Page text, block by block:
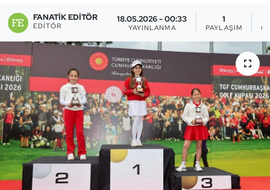
FANATIK EDITÖR
EDITÖR
18.05.2026 - 00:33
YAYINLANMA
1
PAYLAŞIM
Briç
Buz Hokeyi
Buz Pateni
Çim Hokeyi
Cimnastik
Curling